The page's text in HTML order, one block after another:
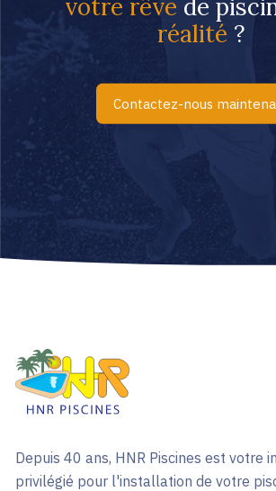
votre rêve de
réalité ?
Contactez-nous
Depuis 40 ans, HNR Piscines est votre
privilégié pour l'installation de votre